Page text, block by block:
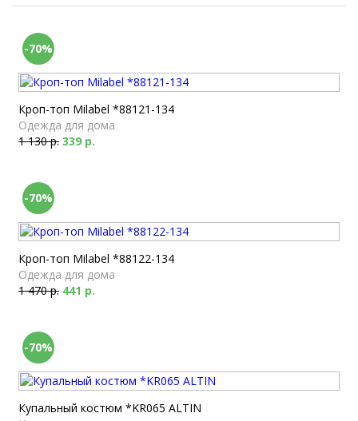
-70%
Кроп-топ Milabel *88121-134
Одежда для дома
1 130 р. 339 р.
-70%
Кроп-топ Milabel *88122-134
Одежда для дома
1 470 р. 441 р.
-70%
Купальный костюм *KR065 ALTIN